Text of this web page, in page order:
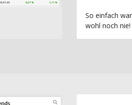
So einfach
wohl noch nie!